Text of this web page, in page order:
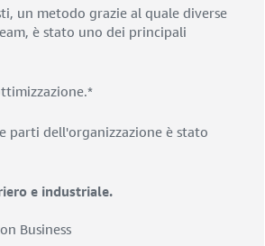
un metodo grazie al quale diverse
è stato uno dei principali
dell'organizzazione è stato
e industriale.
Business